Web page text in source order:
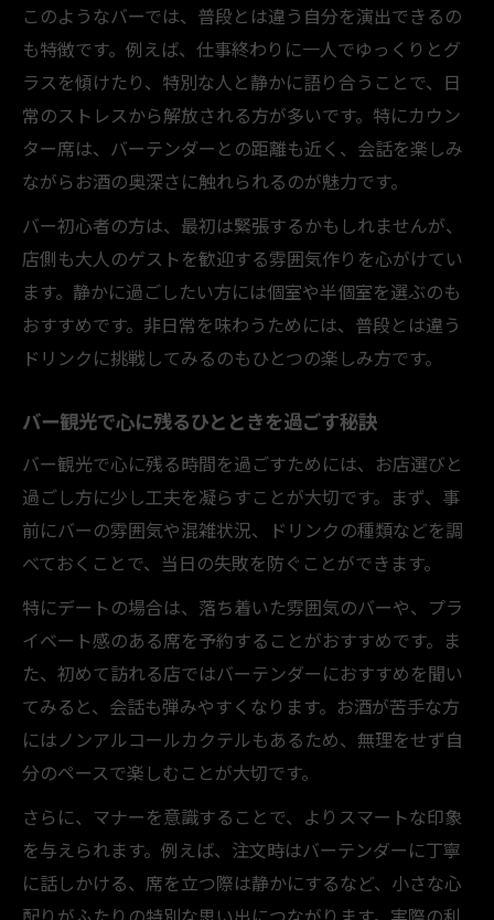
力
バーで自然なコミュニケーションを生む方
法
バー観光で互いの想いを深める時間の作り
方
東京都内のバー観光で非日常を楽しむ方法
バー観光でしか得られない体験の魅力解説
大人の夜を演出するバー観光のおすすめポ
イント
バー観光で味わう非日常空間の楽しみ方
印象的な夜を演出するバー選びの極意紹介
印象的な夜を約束するバー選びのポイント
大人デートに最適なバー選びの極意を伝授
雰囲気重視で選ぶバーの選択基準とは
バー選びで夜を特別にするためのコツ紹介
ふたりの時間を彩るバー選び実践法まとめ
このようなバーでは、普段とは違う自分を演出できるの
も特徴です。例えば、仕事終わりに一人でゆっくりとグ
ラスを傾けたり、特別な人と静かに語り合うことで、日
常のストレスから解放される方が多いです。特にカウン
ター席は、バーテンダーとの距離も近く、会話を楽しみ
ながらお酒の奥深さに触れられるのが魅力です。
バー初心者の方は、最初は緊張するかもしれませんが、
店側も大人のゲストを歓迎する雰囲気作りを心がけてい
ます。静かに過ごしたい方には個室や半個室を選ぶのも
おすすめです。非日常を味わうためには、普段とは違う
ドリンクに挑戦してみるのもひとつの楽しみ方です。
バー観光で心に残るひとときを過ごす秘訣
バー観光で心に残る時間を過ごすためには、お店選びと
過ごし方に少し工夫を凝らすことが大切です。まず、事
前にバーの雰囲気や混雑状況、ドリンクの種類などを調
べておくことで、当日の失敗を防ぐことができます。
特にデートの場合は、落ち着いた雰囲気のバーや、プラ
イベート感のある席を予約することがおすすめです。ま
た、初めて訪れる店ではバーテンダーにおすすめを聞い
てみると、会話も弾みやすくなります。お酒が苦手な方
にはノンアルコールカクテルもあるため、無理をせず自
分のペースで楽しむことが大切です。
さらに、マナーを意識することで、よりスマートな印象
を与えられます。例えば、注文時はバーテンダーに丁寧
に話しかける、席を立つ際は静かにするなど、小さな心